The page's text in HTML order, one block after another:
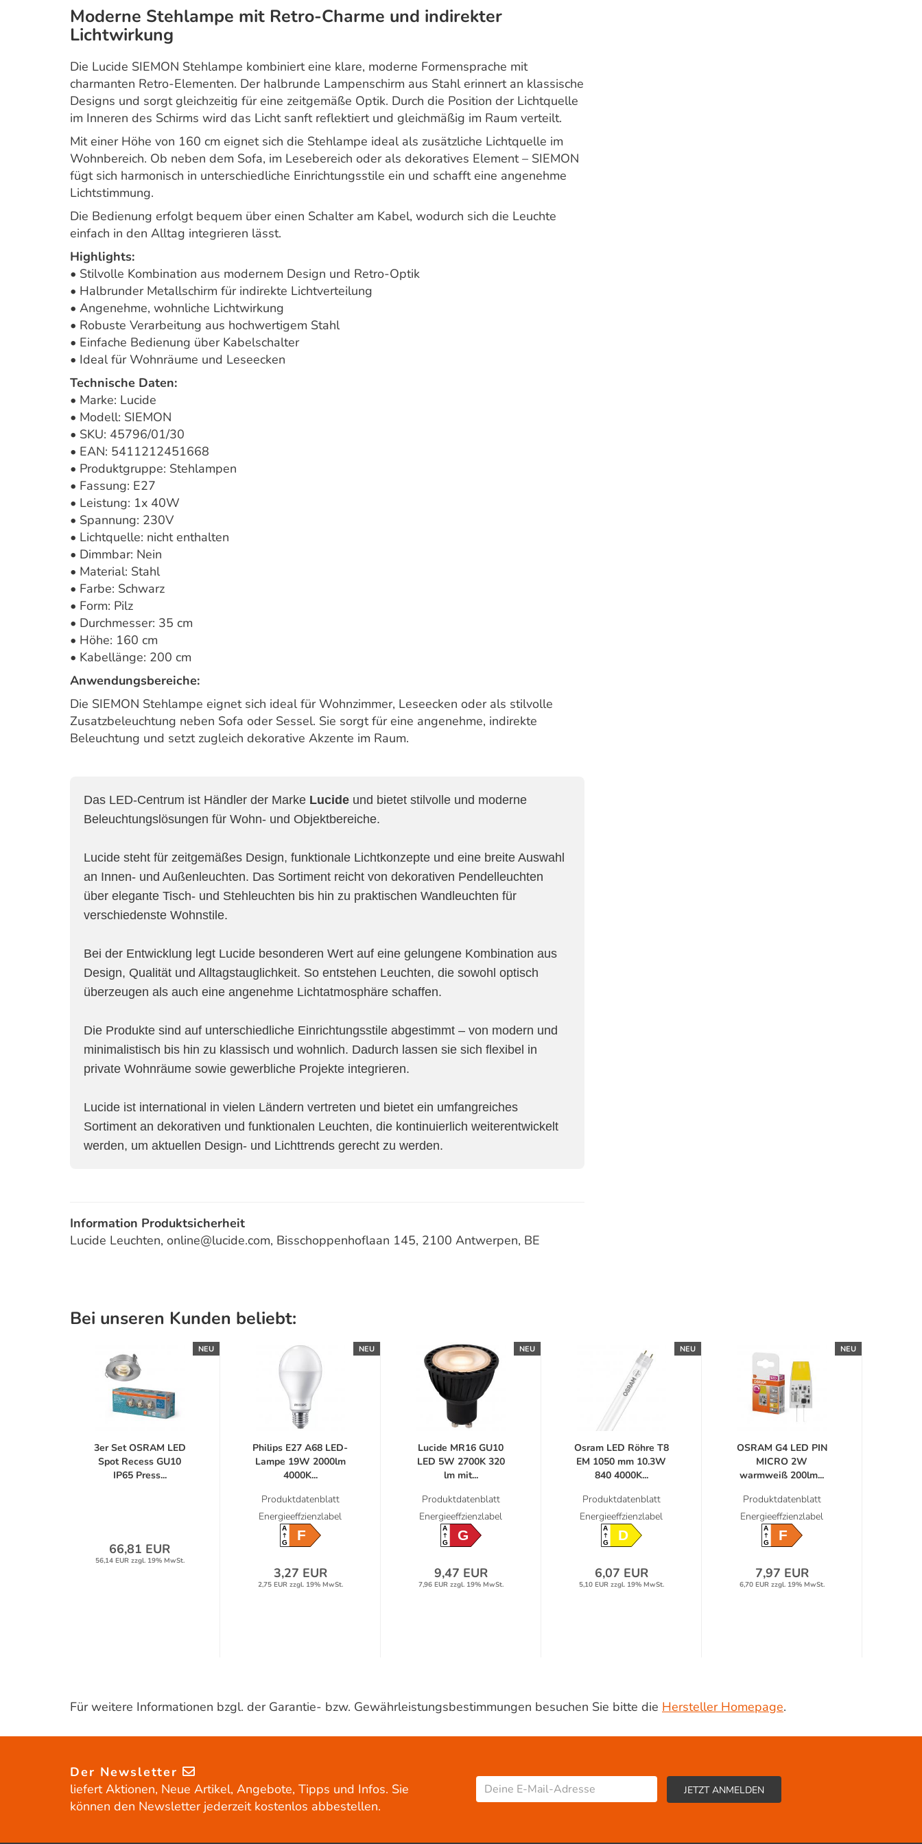
Moderne Stehlampe mit Retro-Charme und indirekter
Lichtwirkung
Die Lucide SIEMON Stehlampe kombiniert eine klare, moderne Formensprache mit
charmanten Retro-Elementen. Der halbrunde Lampenschirm aus Stahl erinnert an klassische
Designs und sorgt gleichzeitig für eine zeitgemäße Optik. Durch die Position der Lichtquelle
im Inneren des Schirms wird das Licht sanft reflektiert und gleichmäßig im Raum verteilt.
Mit einer Höhe von 160 cm eignet sich die Stehlampe ideal als zusätzliche Lichtquelle im
Wohnbereich. Ob neben dem Sofa, im Lesebereich oder als dekoratives Element – SIEMON
fügt sich harmonisch in unterschiedliche Einrichtungsstile ein und schafft eine angenehme
Lichtstimmung.
Die Bedienung erfolgt bequem über einen Schalter am Kabel, wodurch sich die Leuchte
einfach in den Alltag integrieren lässt.
Highlights:
• Stilvolle Kombination aus modernem Design und Retro-Optik
• Halbrunder Metallschirm für indirekte Lichtverteilung
• Angenehme, wohnliche Lichtwirkung
• Robuste Verarbeitung aus hochwertigem Stahl
• Einfache Bedienung über Kabelschalter
• Ideal für Wohnräume und Leseecken
Technische Daten:
• Marke: Lucide
• Modell: SIEMON
• SKU: 45796/01/30
• EAN: 5411212451668
• Produktgruppe: Stehlampen
• Fassung: E27
• Leistung: 1x 40W
• Spannung: 230V
• Lichtquelle: nicht enthalten
• Dimmbar: Nein
• Material: Stahl
• Farbe: Schwarz
• Form: Pilz
• Durchmesser: 35 cm
• Höhe: 160 cm
• Kabellänge: 200 cm
Anwendungsbereiche:
Die SIEMON Stehlampe eignet sich ideal für Wohnzimmer, Leseecken oder als stilvolle
Zusatzbeleuchtung neben Sofa oder Sessel. Sie sorgt für eine angenehme, indirekte
Beleuchtung und setzt zugleich dekorative Akzente im Raum.
Das LED-Centrum ist Händler der Marke Lucide und bietet stilvolle und moderne
Beleuchtungslösungen für Wohn- und Objektbereiche.
Lucide steht für zeitgemäßes Design, funktionale Lichtkonzepte und eine breite Auswahl
an Innen- und Außenleuchten. Das Sortiment reicht von dekorativen Pendelleuchten
über elegante Tisch- und Stehleuchten bis hin zu praktischen Wandleuchten für
verschiedenste Wohnstile.
Bei der Entwicklung legt Lucide besonderen Wert auf eine gelungene Kombination aus
Design, Qualität und Alltagstauglichkeit. So entstehen Leuchten, die sowohl optisch
überzeugen als auch eine angenehme Lichtatmosphäre schaffen.
Die Produkte sind auf unterschiedliche Einrichtungsstile abgestimmt – von modern und
minimalistisch bis hin zu klassisch und wohnlich. Dadurch lassen sie sich flexibel in
private Wohnräume sowie gewerbliche Projekte integrieren.
Lucide ist international in vielen Ländern vertreten und bietet ein umfangreiches
Sortiment an dekorativen und funktionalen Leuchten, die kontinuierlich weiterentwickelt
werden, um aktuellen Design- und Lichttrends gerecht zu werden.
Information Produktsicherheit
Lucide Leuchten, online@lucide.com, Bisschoppenhoflaan 145, 2100 Antwerpen, BE
Bei unseren Kunden beliebt:
NEU
3er Set OSRAM LED
Spot Recess GU10
IP65 Press...
66,81 EUR
56,14 EUR zzgl. 19% MwSt.
NEU
Philips E27 A68 LED-
Lampe 19W 2000lm
4000K...
Produktdatenblatt
Energieeffzienzlabel
A
GF
3,27 EUR
2,75 EUR zzgl. 19% MwSt.
NEU
Lucide MR16 GU10
LED 5W 2700K 320
lm mit...
Produktdatenblatt
Energieeffzienzlabel
A
GG
9,47 EUR
7,96 EUR zzgl. 19% MwSt.
NEU
Osram LED Röhre T8
EM 1050 mm 10.3W
840 4000K...
Produktdatenblatt
Energieeffzienzlabel
A
GD
6,07 EUR
5,10 EUR zzgl. 19% MwSt.
NEU
OSRAM G4 LED PIN
MICRO 2W
warmweiß 200lm...
Produktdatenblatt
Energieeffzienzlabel
A
GF
7,97 EUR
6,70 EUR zzgl. 19% MwSt.
Für weitere Informationen bzgl. der Garantie- bzw. Gewährleistungsbestimmungen besuchen Sie bitte die Hersteller Homepage.
Der Newsletter
liefert Aktionen, Neue Artikel, Angebote, Tipps und Infos. Sie
können den Newsletter jederzeit kostenlos abbestellen.